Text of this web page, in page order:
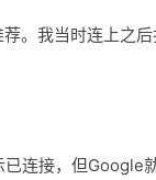
。我当时连上之
连接，但Google